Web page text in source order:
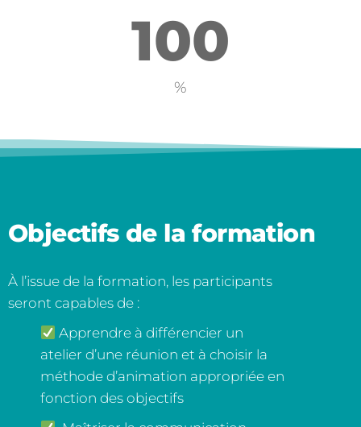
%
100
Objectifs de la formation
À l’issue de la formation, les participants
seront capables de :
Apprendre à différencier un
atelier d’une réunion et à choisir la
méthode d’animation appropriée en
fonction des objectifs